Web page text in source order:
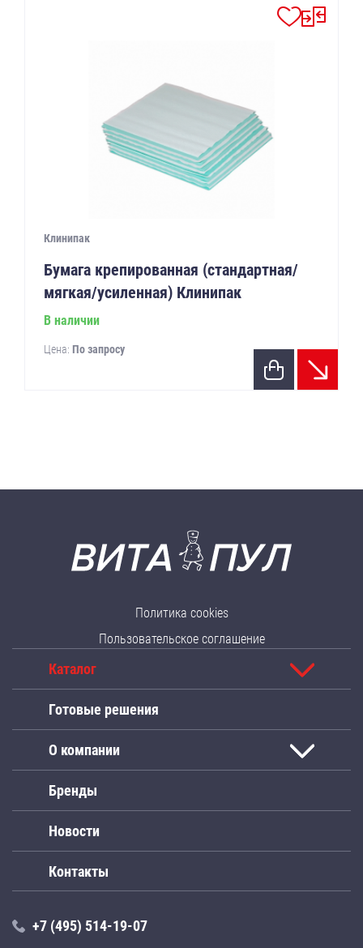
Клинипак
Бумага крепированная (стандартная/
мягкая/усиленная) Клинипак
В наличии
Цена: По запросу
Политика cookies
Пользовательское соглашение
Каталог
Готовые решения
О компании
Бренды
Новости
Контакты
+7 (495) 514-19-07